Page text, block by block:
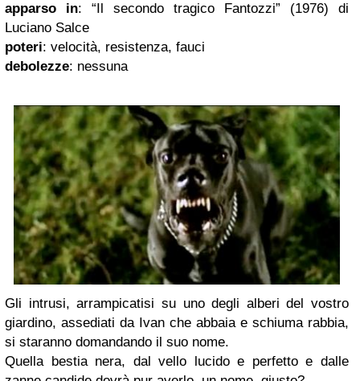
apparso in: “Il secondo tragico Fantozzi” (1976) di
Luciano Salce
poteri: velocità, resistenza, fauci
debolezze: nessuna
Gli intrusi, arrampicatisi su uno degli alberi del vostro
giardino, assediati da Ivan che abbaia e schiuma rabbia,
si staranno domandando il suo nome.
Quella bestia nera, dal vello lucido e perfetto e dalle